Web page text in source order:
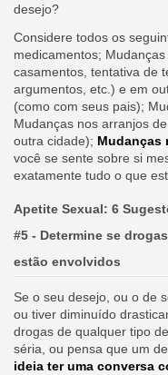
desejo?
Considere todos os
medicamentos;
casamentos, tentativa de
argumentos, etc.) e em
(como com seus pais);
Mudanças nos arranjos
outra cidade); Mudanças
você se sente sobre si
exatamente tudo o que
Apetite Sexual: 6
#5 - Determine se
estão envolvidos
Se o seu desejo, ou o de
ou tiver diminuído
drogas de qualquer tipo
séria, ou pensa que um
ideia ter uma conversa